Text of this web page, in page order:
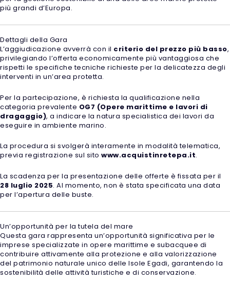
più grandi d’Europa.
Dettagli della Gara
L’aggiudicazione avverrà con il criterio del prezzo più basso,
privilegiando l’offerta economicamente più vantaggiosa che
rispetti le specifiche tecniche richieste per la delicatezza degli
interventi in un’area protetta.
Per la partecipazione, è richiesta la qualificazione nella
categoria prevalente OG7 (Opere marittime e lavori di
dragaggio), a indicare la natura specialistica dei lavori da
eseguire in ambiente marino.
La procedura si svolgerà interamente in modalità telematica,
previa registrazione sul sito www.acquistinretepa.it.
La scadenza per la presentazione delle offerte è fissata per il
28 luglio 2025. Al momento, non è stata specificata una data
per l’apertura delle buste.
Un’opportunità per la tutela del mare
Questa gara rappresenta un’opportunità significativa per le
imprese specializzate in opere marittime e subacquee di
contribuire attivamente alla protezione e alla valorizzazione
del patrimonio naturale unico delle Isole Egadi, garantendo la
sostenibilità delle attività turistiche e di conservazione.